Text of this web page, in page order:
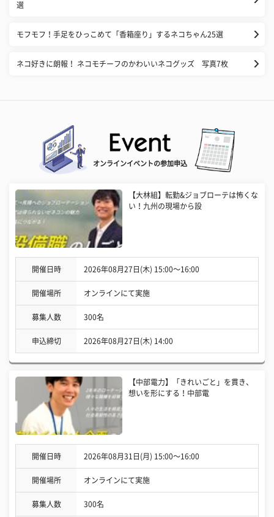
選
モフモフ！手足をひっこめて「香箱座り」するネコちゃん25選
ネコ好きに朗報！ ネコモチーフのかわいいネコグッズ 写真7枚
オンラインイベントの参加申込
【大林組】転勤&ジョブローテは怖くな
い！九州の現場から設
開催日時 2026年08月27日(木) 15:00〜16:00
開催場所 オンラインにて実施
募集人数 300名
申込締切 2026年08月27日(木) 14:00
【中部電力】「きれいごと」を貫き、
想いを形にする！中部電
開催日時 2026年08月31日(月) 15:00〜16:00
開催場所 オンラインにて実施
募集人数 300名